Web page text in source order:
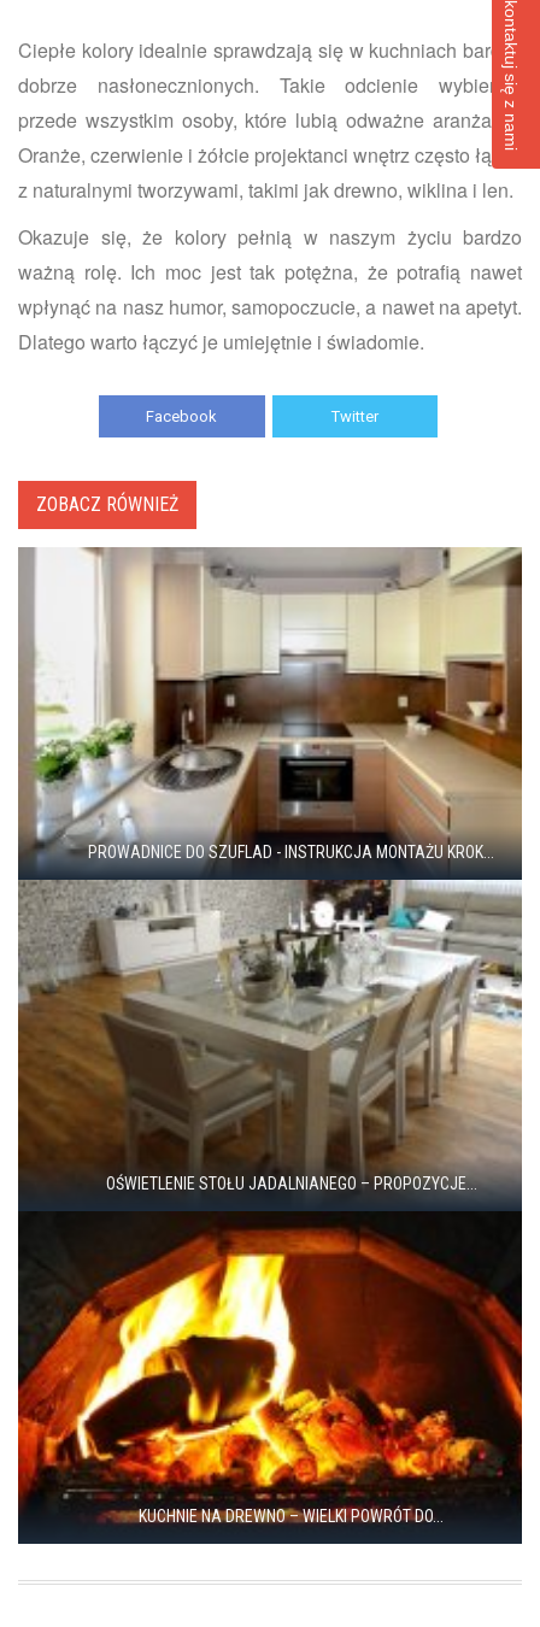
Ciepłe kolory idealnie sprawdzają się w kuchniach bardzo
dobrze nasłonecznionych. Takie odcienie wybierają
przede wszystkim osoby, które lubią odważne aranżacje.
Oranże, czerwienie i żółcie projektanci wnętrz często łączą
z naturalnymi tworzywami, takimi jak drewno, wiklina i len.
Okazuje się, że kolory pełnią w naszym życiu bardzo
ważną rolę. Ich moc jest tak potężna, że potrafią nawet
wpłynąć na nasz humor, samopoczucie, a nawet na apetyt.
Dlatego warto łączyć je umiejętnie i świadomie.
Facebook Twitter
ZOBACZ RÓWNIEŻ
PROWADNICE DO SZUFLAD - INSTRUKCJA MONTAŻU KROK...
OŚWIETLENIE STOŁU JADALNIANEGO – PROPOZYCJE...
KUCHNIE NA DREWNO – WIELKI POWRÓT DO...
Skontaktuj się z nami